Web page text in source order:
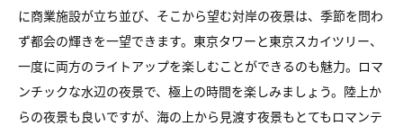
に商業施設が立ち並び、そこから望む対岸の夜景は、季節を問わ
ず都会の輝きを一望できます。東京タワーと東京スカイツリー、
一度に両方のライトアップを楽しむことができるのも魅力。ロマ
ンチックな水辺の夜景で、極上の時間を楽しみましょう。陸上か
らの夜景も良いですが、海の上から見渡す夜景もとてもロマンテ